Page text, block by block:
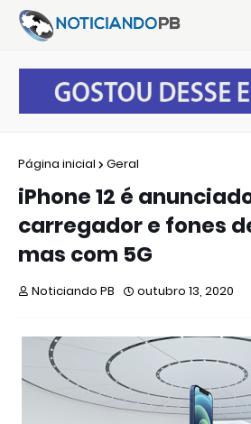
Página inicial Geral
iPhone 12 é
carregador e fones
mas com 5G
Noticiando PB outubro 13, 2020